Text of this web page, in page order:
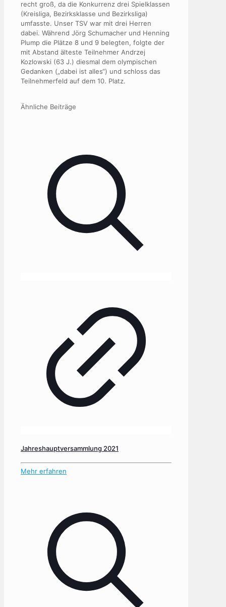
recht groß, da die Konkurrenz drei Spielklassen
(Kreisliga, Bezirksklasse und Bezirksliga)
umfasste. Unser TSV war mit drei Herren
dabei. Während Jörg Schumacher und Henning
Plump die Plätze 8 und 9 belegten, folgte der
mit Abstand älteste Teilnehmer Andrzej
Kozlowski (63 J.) diesmal dem olympischen
Gedanken („dabei ist alles“) und schloss das
Teilnehmerfeld auf dem 10. Platz.
Ähnliche Beiträge
Jahreshauptversammlung 2021
Mehr erfahren